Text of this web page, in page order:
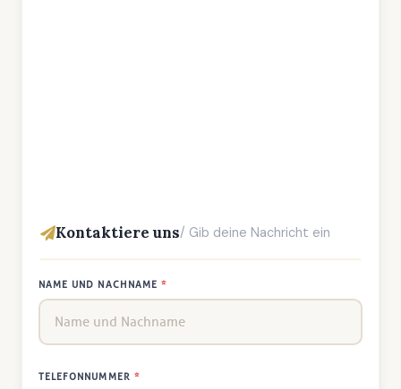
Kontaktiere uns/ Gib deine Nachricht ein
NAME UND NACHNAME *
TELEFONNUMMER *